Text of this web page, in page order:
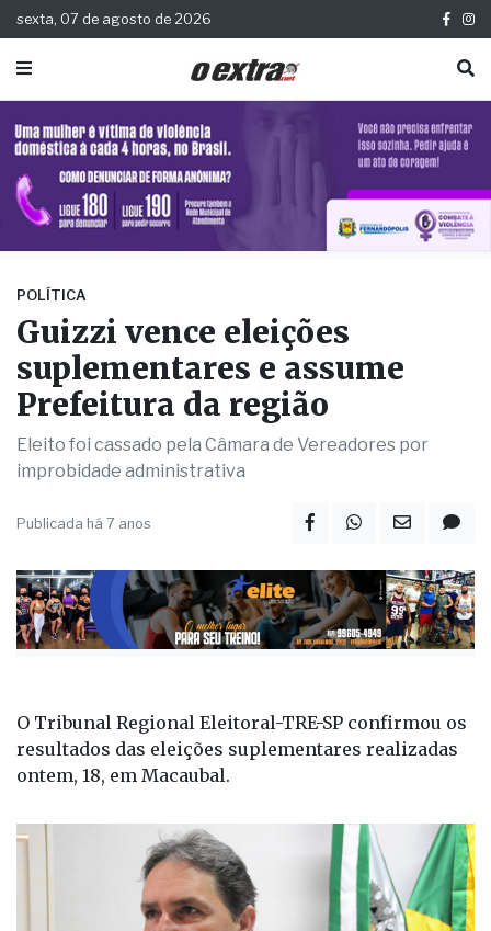
sexta, 07 de agosto de 2026
POLÍTICA
Guizzi vence eleições
suplementares e assume
Prefeitura da região
Eleito foi cassado pela Câmara de Vereadores por
improbidade administrativa
Publicada há 7 anos
O Tribunal Regional Eleitoral-TRE-SP confirmou os
resultados das eleições suplementares realizadas
ontem, 18, em Macaubal.